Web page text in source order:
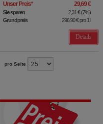
Unser Preis* 29,69 €
Sie sparen 2,31 €(7%)
Grundpreis
296,90 €pro 1 l
Details
pro Seite